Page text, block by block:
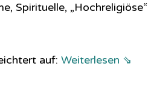
Spirituelle, „Hochreligiöse“
auf: Weiterlesen ⇘